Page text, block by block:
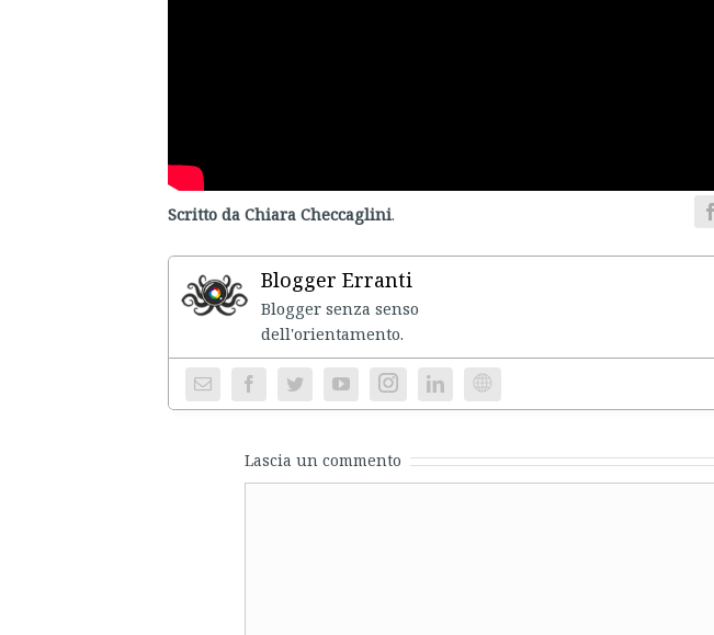
Scritto da Chiara Checcaglini.
Blogger Erranti
Blogger senza senso
Instagram Website
Lascia un commento